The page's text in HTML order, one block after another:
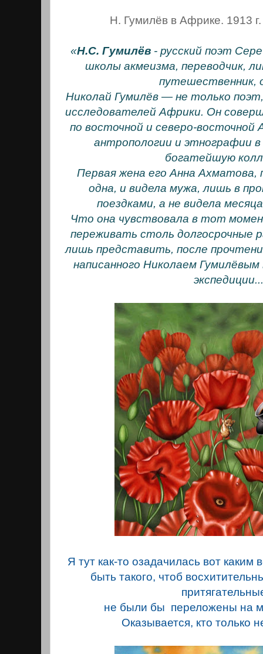
Н. Гумилёв в Африке. 1913
«Н.С. Гумилёв - русский поэт
школы акмеизма, переводчик,
путешественник,
Николай Гумилёв — не только
исследователей Африки. Он
по восточной и северо-восточной
антропологии и этнографии
богатейшую
Первая жена его Анна Ахматова,
одна, и видела мужа, лишь в
поездками, а не видела
Что она чувствовала в тот
переживать столь долгосрочные
лишь представить, после
написанного Николаем Гумилёвым
Я тут как-то озадачилась вот
быть такого, чтоб
не были бы переложены на
Оказывается, кто только